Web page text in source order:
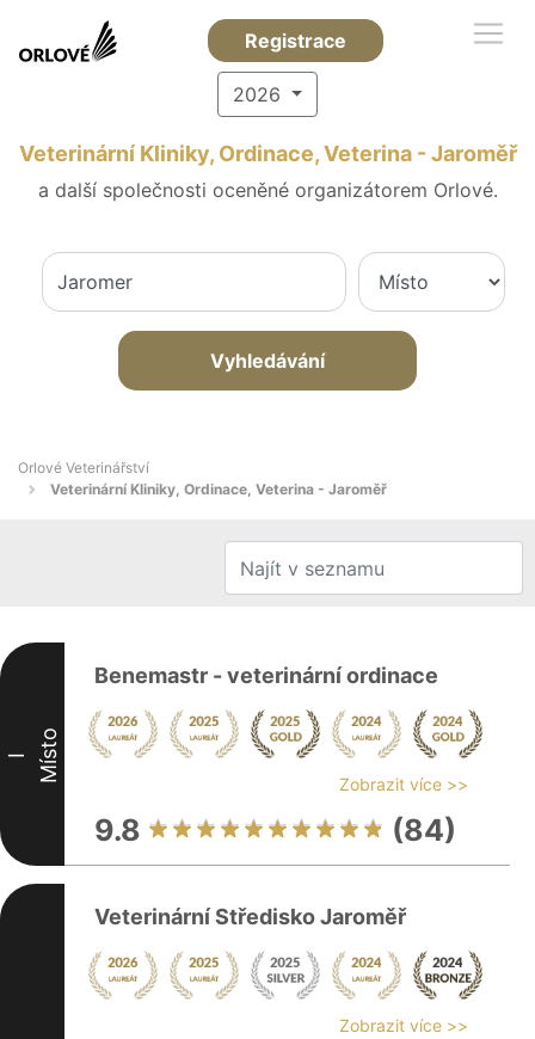
Registrace
2026
Veterinární Kliniky, Ordinace, Veterina - Jaroměř
a další společnosti oceněné organizátorem Orlové.
Vyhledávání
Orlové Veterinářství
Veterinární Kliniky, Ordinace, Veterina - Jaroměř
I Místo
Benemastr - veterinární ordinace
Zobrazit více >>
9.8 (84)
Veterinární Středisko Jaroměř
Zobrazit více >>